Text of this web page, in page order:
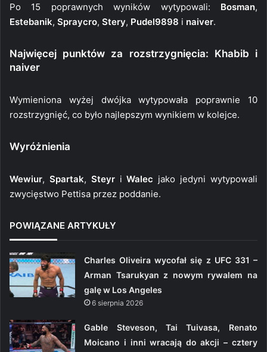
Po 15 poprawnych wyników wytypowali: Bosman,
Estebanik, Spraycro, Stery, Pudel9898 i naiver.
Najwięcej punktów za rozstrzygnięcia: Khabib i
naiver
Wymieniona wyżej dwójka wytypowała poprawnie 10
rozstrzygnięć, co było najlepszym wynikiem w kolejce.
Wyróżnienia
Wewiur, Spartak, SteyriWalec jako jedyni wytypowali
zwycięstwo Pettisa przez poddanie.
POWIĄZANE ARTYKUŁY
Charles Oliveira wycofał się z UFC 331 –
Arman Tsarukyan z nowym rywalem na
galę w Los Angeles
6 sierpnia 2026
Gable Steveson, Tai Tuivasa, Renato
Moicano i inni wracają do akcji – cztery